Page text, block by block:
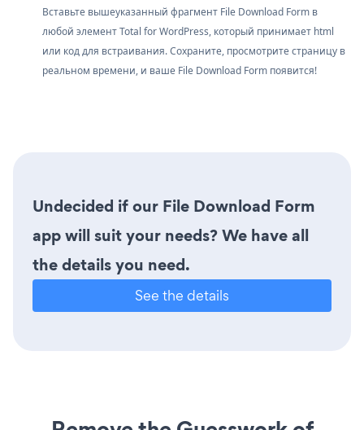
Вставьте вышеуказанный фрагмент File Download Form в
любой элемент Total for WordPress, который принимает html
или код для встраивания. Сохраните, просмотрите страницу в
реальном времени, и ваше File Download Form появится!
Undecided if our File Download Form
app will suit your needs? We have all
the details you need.
See the details